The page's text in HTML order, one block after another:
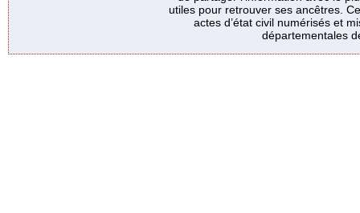
utiles pour retrouver ses ancêtres.
actes d’état civil numérisés et
départementales